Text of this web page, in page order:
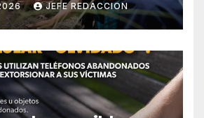
2026
JEFE REDACCION